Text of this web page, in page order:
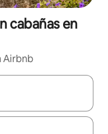
cabañas en
Airbnb
navega con las